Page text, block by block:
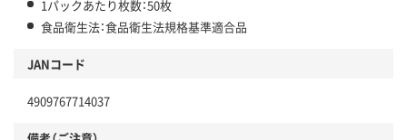
1パックあたり枚数：50枚
食品衛生法：食品衛生法規格基準適合品
JANコード
4909767714037